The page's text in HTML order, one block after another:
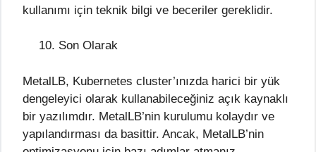
kullanımı için teknik bilgi ve beceriler gereklidir.
Son Olarak
MetalLB, Kubernetes cluster’ınızda harici bir yük
dengeleyici olarak kullanabileceğiniz açık kaynaklı
bir yazılımdır. MetalLB’nin kurulumu kolaydır ve
yapılandırması da basittir. Ancak, MetalLB’nin